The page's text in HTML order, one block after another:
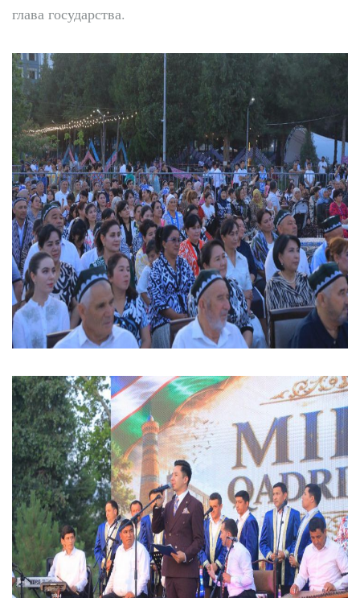
глава государства.